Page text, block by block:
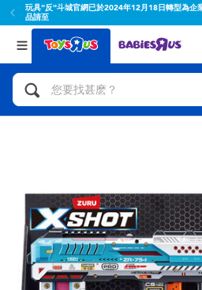
玩具"反"斗城官網已於2024年12月18日轉型為企
品請至
返回
分類目錄
人氣英雄,角色扮演,射擊玩
玩具車,貨車,火車及遙控系
手工藝,文具,蠟筆,泥膠,畫
返回
品牌
Toy Story玩具總動員
Fuggler
Miniso名創優品